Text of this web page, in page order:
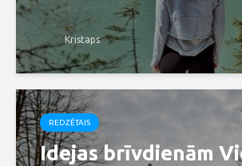
Kristaps
REDZĒTAIS
Idejas brīvdienām